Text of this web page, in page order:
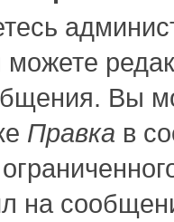
Вы
Правка в
на